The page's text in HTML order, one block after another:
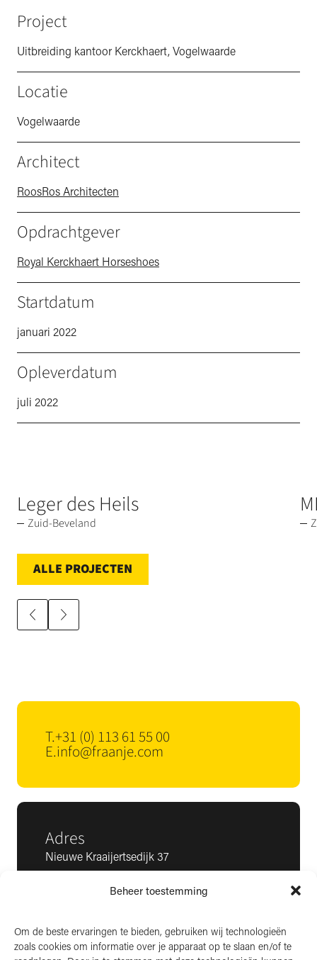
Beheer toestemming
Om de beste ervaringen te bieden, gebruiken wij technologieën
zoals cookies om informatie over je apparaat op te slaan en/of te
Project
Uitbreiding kantoor Kerckhaert, Vogelwaarde
Locatie
Vogelwaarde
Architect
RoosRos Architecten
Opdrachtgever
Royal Kerckhaert Horseshoes
Startdatum
januari 2022
Opleverdatum
juli 2022
Leger des Heils
Zuid-Beveland
ALLE PROJECTEN
T.+31 (0) 113 61 55 00
E.info@fraanje.com
Adres
Nieuwe Kraaijertsedijk 37
4458 NK ’s-Heer Arendskerke
BTW: NL006850807